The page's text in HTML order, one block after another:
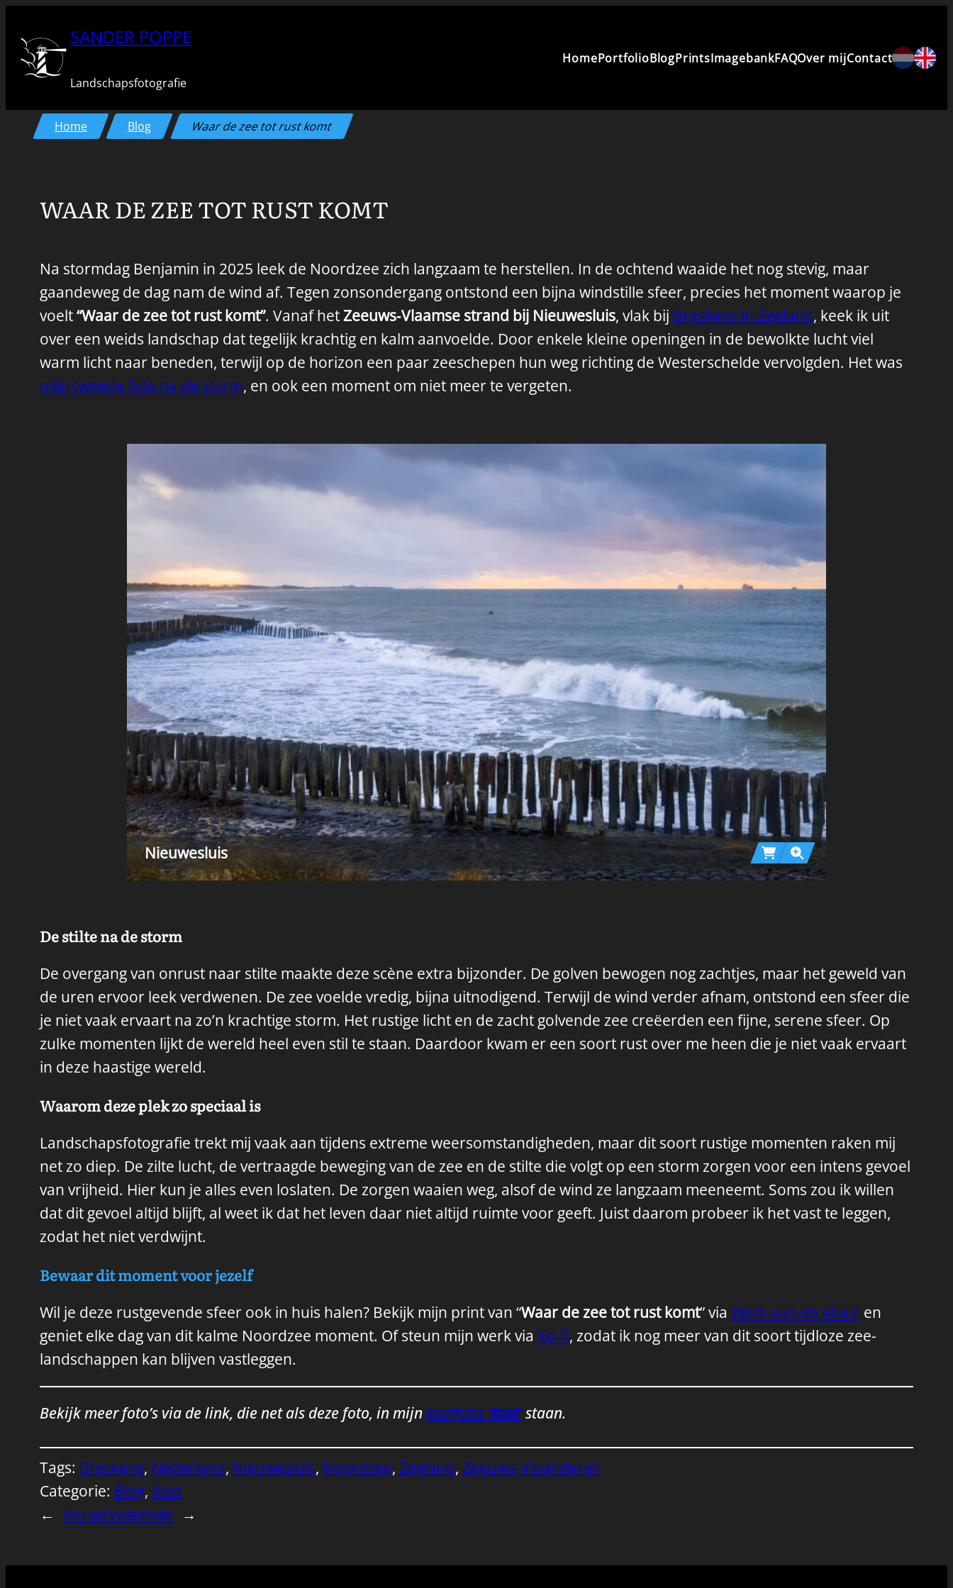
naar
de
SANDER POPPE
Landschapsfotografie
HomePortfolioBlogPrintsImagebankFAQOver mijContact
Home Blog Waar de zee tot rust komt
WAAR DE ZEE TOT RUST KOMT
Na stormdag Benjamin in 2025 leek de Noordzee zich langzaam te herstellen. In de ochtend waaide het nog stevig, maar
gaandeweg de dag nam de wind af. Tegen zonsondergang ontstond een bijna windstille sfeer, precies het moment waarop je
voelt“Waar de zee tot rust komt”. Vanaf hetZeeuws‑Vlaamse strand bij Nieuwesluis, vlak bij Breskens in Zeeland, keek ik uit
over een weids landschap dat tegelijk krachtig en kalm aanvoelde. Door enkele kleine openingen in de bewolkte lucht viel
warm licht naar beneden, terwijl op de horizon een paar zeeschepen hun weg richting de Westerschelde vervolgden. Het was
mijn tweede foto na de storm, en ook een moment om niet meer te vergeten.
Nieuwesluis
De stilte na de storm
De overgang van onrust naar stilte maakte deze scène extra bijzonder. De golven bewogen nog zachtjes, maar het geweld van
de uren ervoor leek verdwenen. De zee voelde vredig, bijna uitnodigend. Terwijl de wind verder afnam, ontstond een sfeer die
je niet vaak ervaart na zo’n krachtige storm. Het rustige licht en de zacht golvende zee creëerden een fijne, serene sfeer. Op
zulke momenten lijkt de wereld heel even stil te staan. Daardoor kwam er een soort rust over me heen die je niet vaak ervaart
in deze haastige wereld.
Waarom deze plek zo speciaal is
Landschapsfotografie trekt mij vaak aan tijdens extreme weersomstandigheden, maar dit soort rustige momenten raken mij
net zo diep. De zilte lucht, de vertraagde beweging van de zee en de stilte die volgt op een storm zorgen voor een intens gevoel
van vrijheid. Hier kun je alles even loslaten. De zorgen waaien weg, alsof de wind ze langzaam meeneemt. Soms zou ik willen
dat dit gevoel altijd blijft, al weet ik dat het leven daar niet altijd ruimte voor geeft. Juist daarom probeer ik het vast te leggen,
zodat het niet verdwijnt.
Bewaar dit moment voor jezelf
Wil je deze rustgevende sfeer ook in huis halen? Bekijk mijn print van “Waar de zee tot rust komt” via Werk aan de Muur en
geniet elke dag van dit kalme Noordzee moment. Of steun mijn werk via Ko‑fi, zodat ik nog meer van dit soort tijdloze zee-
landschappen kan blijven vastleggen.
Bekijk meer foto’s via de link, die net als deze foto, in mijn portfolio ‘Kust‘staan.
Tags: Breskens, Nederland, Nieuwesluis, Noordzee, Zeeland, Zeeuws-Vlaanderen
Categorie: Blog, Kust
← VorigeVolgende →